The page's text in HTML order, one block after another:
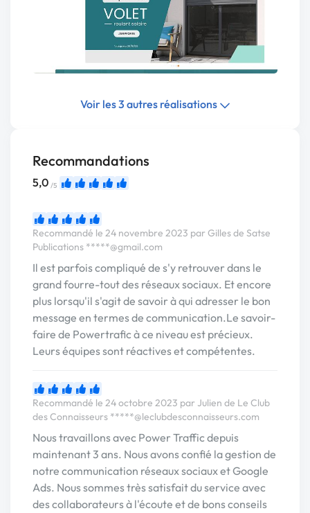
Voir les 3 autres réalisations
Recommandations
5,0 /5
Recommandé le 24 novembre 2023 par Gilles de Satse
Publications *****@gmail.com
Il est parfois compliqué de s'y retrouver dans le
grand fourre-tout des réseaux sociaux. Et encore
plus lorsqu'il s'agit de savoir à qui adresser le bon
message en termes de communication.Le savoir-
faire de Powertrafic à ce niveau est précieux.
Leurs équipes sont réactives et compétentes.
Recommandé le 24 octobre 2023 par Julien de Le Club
des Connaisseurs *****@leclubdesconnaisseurs.com
Nous travaillons avec Power Traffic depuis
maintenant 3 ans. Nous avons confié la gestion de
notre communication réseaux sociaux et Google
Ads. Nous sommes très satisfait du service avec
des collaborateurs à l'écoute et de bons conseils